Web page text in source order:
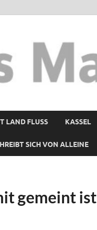
LAND FLUSS KASSEL
SICH VON ALLEINE
gemeint ist